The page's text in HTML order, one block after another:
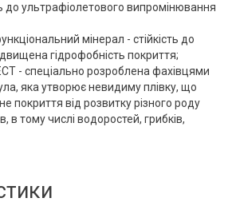
до ультрафіолетового випромінювання
мінерал - стійкість до
гідрофобність покриття;
- спеціально розроблена фахівцями
яка утворює невидиму плівку, що
покриття від розвитку різного роду
в тому числі водоростей, грибків,